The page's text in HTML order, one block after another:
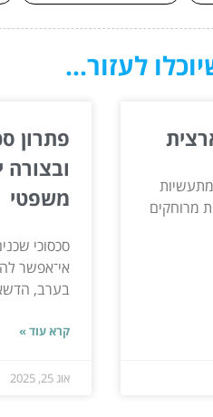
לעזור...
מרוחקים
פתרון
ובצורה
משפטי
סכסוכי
אי־אפשר
בערב,
קרא עוד »
אוג 25, 2025